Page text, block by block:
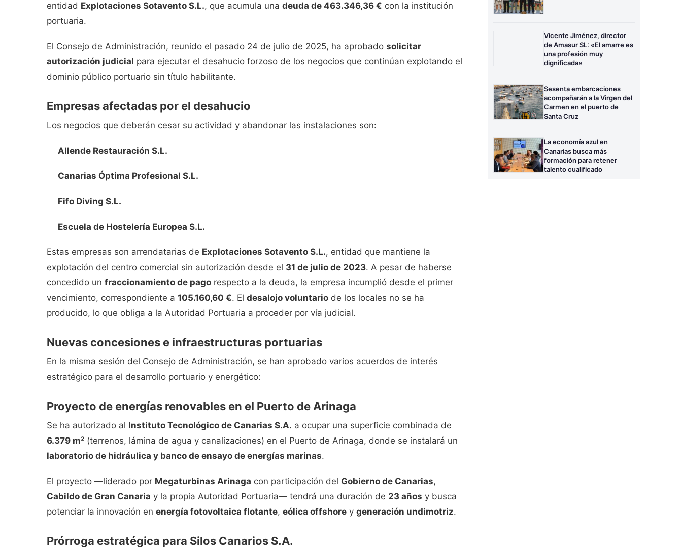
entidad Explotaciones Sotavento S.L., que acumula una deuda de 463.346,36 € con la institución
portuaria.
El Consejo de Administración, reunido el pasado 24 de julio de 2025, ha aprobado solicitar
autorización judicial para ejecutar el desahucio forzoso de los negocios que continúan explotando el
dominio público portuario sin título habilitante.
Empresas afectadas por el desahucio
Los negocios que deberán cesar su actividad y abandonar las instalaciones son:
Allende Restauración S.L.
Canarias Óptima Profesional S.L.
Fifo Diving S.L.
Escuela de Hostelería Europea S.L.
Estas empresas son arrendatarias de Explotaciones Sotavento S.L., entidad que mantiene la
explotación del centro comercial sin autorización desde el 31 de julio de 2023. A pesar de haberse
concedido un fraccionamiento de pago respecto a la deuda, la empresa incumplió desde el primer
vencimiento, correspondiente a 105.160,60 €. El desalojo voluntario de los locales no se ha
producido, lo que obliga a la Autoridad Portuaria a proceder por vía judicial.
Nuevas concesiones e infraestructuras portuarias
En la misma sesión del Consejo de Administración, se han aprobado varios acuerdos de interés
estratégico para el desarrollo portuario y energético:
Proyecto de energías renovables en el Puerto de Arinaga
Se ha autorizado al Instituto Tecnológico de Canarias S.A. a ocupar una superficie combinada de
6.379 m² (terrenos, lámina de agua y canalizaciones) en el Puerto de Arinaga, donde se instalará un
laboratorio de hidráulica y banco de ensayo de energías marinas.
El proyecto —liderado por Megaturbinas Arinaga con participación del Gobierno de Canarias,
Cabildo de Gran Canaria y la propia Autoridad Portuaria— tendrá una duración de 23 años y busca
potenciar la innovación en energía fotovoltaica flotante, eólica offshore y generación undimotriz.
Prórroga estratégica para Silos Canarios S.A.
Vicente Jiménez, director
de Amasur SL: «El amarre es
una profesión muy
dignificada»
Sesenta embarcaciones
acompañarán a la Virgen del
Carmen en el puerto de
Santa Cruz
La economía azul en
Canarias busca más
formación para retener
talento cualificado